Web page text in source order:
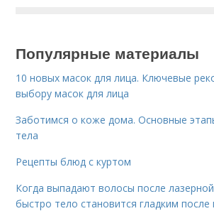
Популярные материалы
10 новых масок для лица. Ключевые
выбору масок для лица
Заботимся о коже дома. Основные
тела
Рецепты блюд с куртом
Когда выпадают волосы после
быстро тело становится гладким после